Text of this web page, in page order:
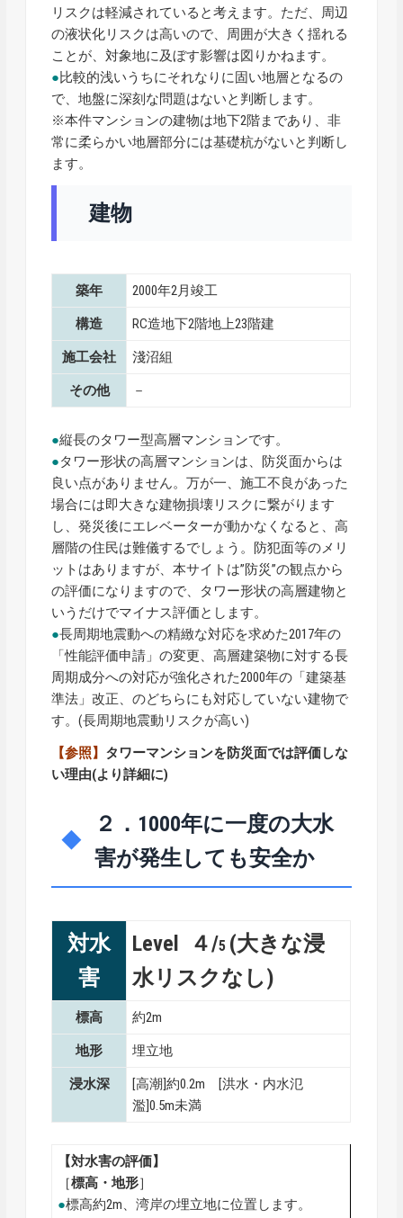
リスクは軽減されていると考えます。ただ、周辺
の液状化リスクは高いので、周囲が大きく揺れる
ことが、対象地に及ぼす影響は図りかねます。
●比較的浅いうちにそれなりに固い地層となるの
で、地盤に深刻な問題はないと判断します。
※本件マンションの建物は地下2階まであり、非
常に柔らかい地層部分には基礎杭がないと判断し
ます。
建物
築年 2000年2月竣工
構造 RC造地下2階地上23階建
施工会社 淺沼組
その他 －
●縦長のタワー型高層マンションです。
●タワー形状の高層マンションは、防災面からは
良い点がありません。万が一、施工不良があった
場合には即大きな建物損壊リスクに繋がります
し、発災後にエレベーターが動かなくなると、高
層階の住民は難儀するでしょう。防犯面等のメリ
ットはありますが、本サイトは”防災”の観点から
の評価になりますので、タワー形状の高層建物と
いうだけでマイナス評価とします。
●長周期地震動への精緻な対応を求めた2017年の
「性能評価申請」の変更、高層建築物に対する長
周期成分への対応が強化された2000年の「建築基
準法」改正、のどちらにも対応していない建物で
す。(長周期地震動リスクが高い)
【参照】 タワーマンションを防災面では評価しな
い理由(より詳細に)
２．1000年に一度の大水
害が発生しても安全か
対水
害
Level ４/5 (大きな浸
水リスクなし)
標高 約2m
地形 埋立地
浸水深
[高潮]約0.2m [洪水・内水氾
濫]0.5m未満
【対水害の評価】
［標高・地形］
●標高約2m、湾岸の埋立地に位置します。